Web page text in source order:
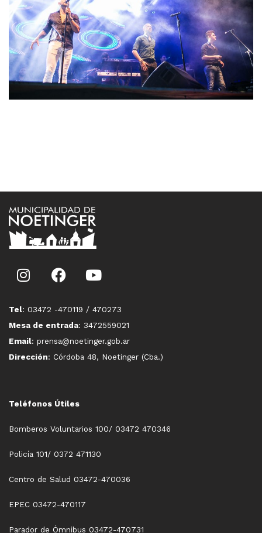
Tel: 03472 -470119 / 470273
Mesa de entrada: 3472559021
Email: prensa@noetinger.gob.ar
Dirección: Córdoba 48, Noetinger (Cba.)
Teléfonos Útiles
Bomberos Voluntarios 100/ 03472 470346
Policía 101/ 0372 471130
Centro de Salud 03472-470036
EPEC 03472-470117
Parador de Ómnibus 03472-470731